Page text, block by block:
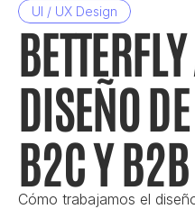
UI / UX Design
DISEÑO
B2C Y B2B
Cómo trabajamos el